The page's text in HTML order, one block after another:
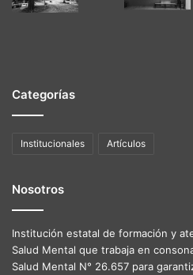
Categorías
Institucionales Artículos
Nosotros
Institución estatal de formación y
Salud Mental que trabaja en
Salud Mental N° 26.657 para